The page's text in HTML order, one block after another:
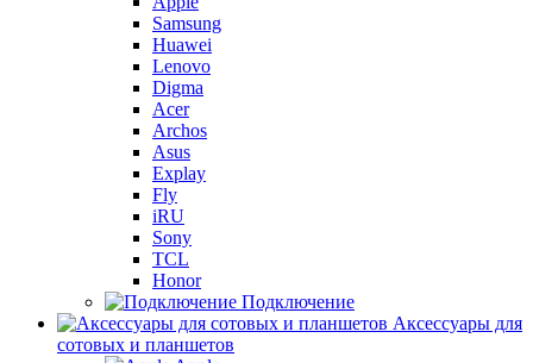
Samsung
Huawei
Lenovo
Digma
Acer
Archos
Asus
Explay
Fly
iRU
Sony
TCL
Honor
Подключение
Аксессуары для
сотовых и планшетов